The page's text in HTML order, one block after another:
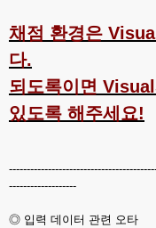
채점 환경은
다.
되도록이면
있도록 해주세요!
-------------------
◎ 입력 데이터 관련 오타